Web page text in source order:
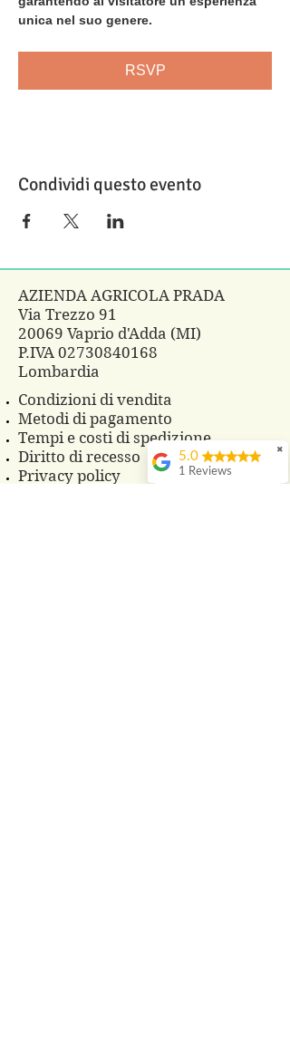
unica nel suo genere.
RSVP
Condividi questo evento
AZIENDA AGRICOLA PRADA
Via Trezzo 91
20069 Vaprio d'Adda (MI)
P.IVA 02730840168
Lombardia
Condizioni di vendita
Metodi di pagamento
Tempi e costi di spedizione
Diritto di recesso
Privacy policy
✖
5.0
1 Reviews